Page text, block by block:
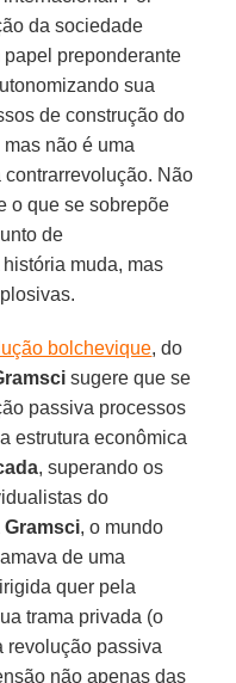
da sociedade
preponderante
sua
de construção do
não é uma
Não
o que se sobrepõe
de
muda, mas
bolchevique, do
sugere que se
passiva processos
estrutura econômica
, superando os
do
Gramsci, o mundo
de uma
quer pela
trama privada (o
revolução passiva
não apenas das